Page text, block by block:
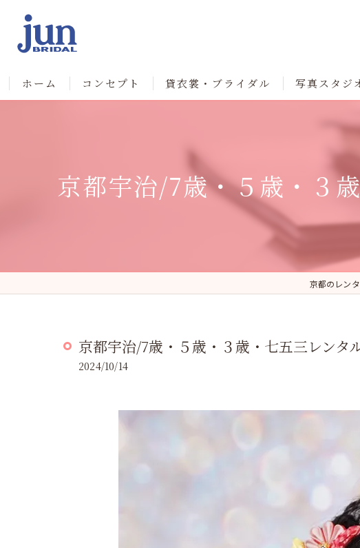
ホーム コンセプト 貸衣裳・ブライダル 写真スタジ
京都宇治/7歳・５歳・３
京都のレン
京都宇治/7歳・５歳・３歳・七五三レンタ
2024/10/14